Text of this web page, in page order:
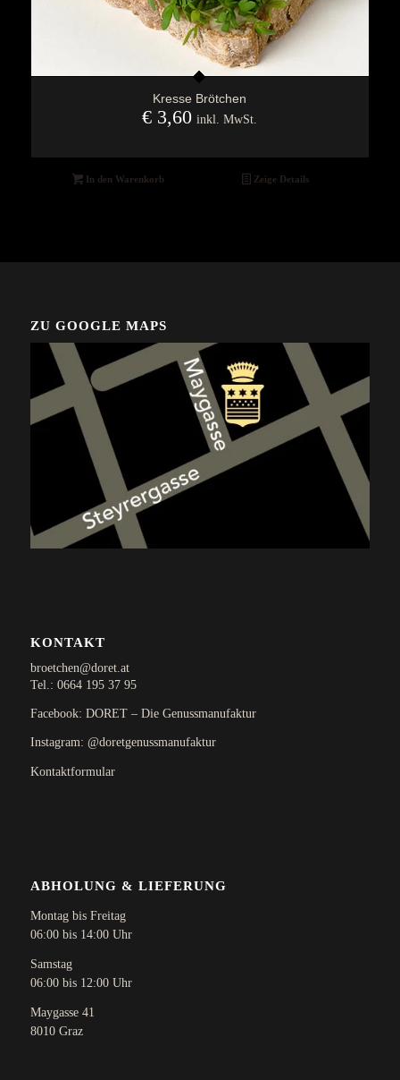
Kresse Brötchen
€ 3,60 inkl. MwSt.
In den Warenkorb Zeige Details
ZU GOOGLE MAPS
KONTAKT
broetchen@doret.at
Tel.: 0664 195 37 95
Facebook: DORET – Die Genussmanufaktur
Instagram: @doretgenussmanufaktur
Kontaktformular
ABHOLUNG & LIEFERUNG
Montag bis Freitag
06:00 bis 14:00 Uhr
Samstag
06:00 bis 12:00 Uhr
Maygasse 41
8010 Graz